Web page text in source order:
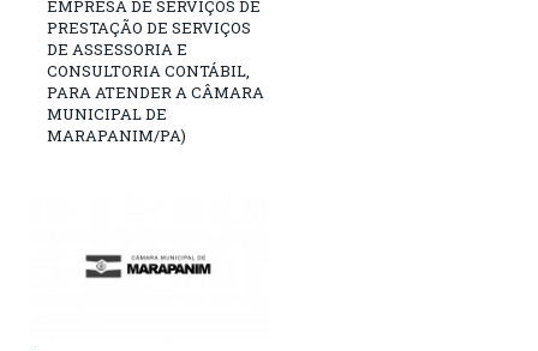
EMPRESA DE SERVIÇOS DE
PRESTAÇÃO DE SERVIÇOS
DE ASSESSORIA E
CONSULTORIA CONTÁBIL,
PARA ATENDER A CÂMARA
MUNICIPAL DE
MARAPANIM/PA)